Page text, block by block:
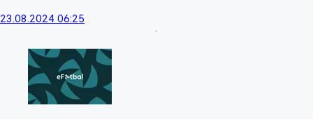
23.08.2024 06:25